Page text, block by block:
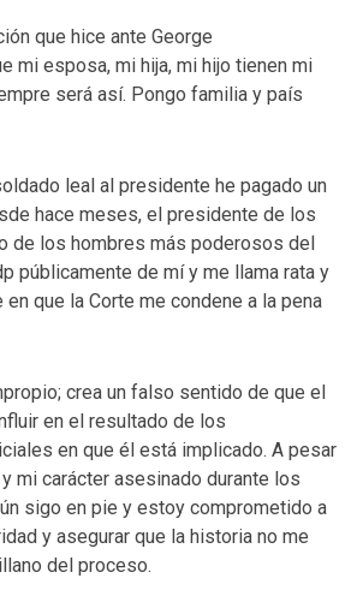
que hice ante George
mi esposa, mi hija, mi hijo tienen mi
será así. Pongo familia y país
leal al presidente he pagado un
hace meses, el presidente de los
de los hombres más poderosos del
públicamente de mí y me llama rata y
que la Corte me condene a la pena
crea un falso sentido de que el
en el resultado de los
en que él está implicado. A pesar
mi carácter asesinado durante los
sigo en pie y estoy comprometido a
y asegurar que la historia no me
del proceso.